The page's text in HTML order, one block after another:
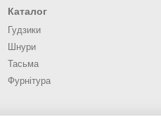
Каталог
Гудзики
Шнури
Тасьма
Фурнітура